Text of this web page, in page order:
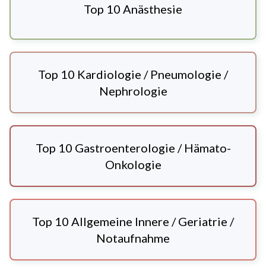
Top 10 Anästhesie
Top 10 Kardiologie / Pneumologie /
Nephrologie
Top 10 Gastroenterologie / Hämato-
Onkologie
Top 10 Allgemeine Innere / Geriatrie /
Notaufnahme